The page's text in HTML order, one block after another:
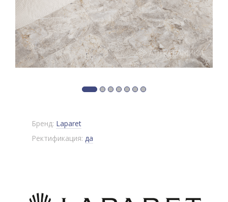
Бренд: Laparet
Ректификация: да